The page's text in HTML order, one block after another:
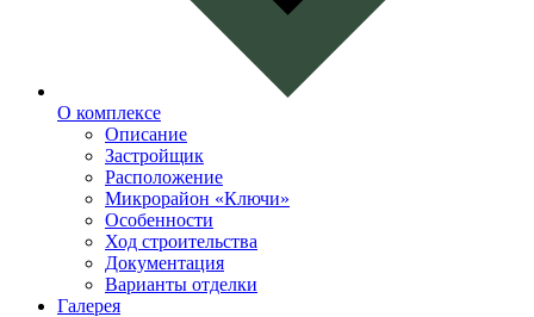
О комплексе
Описание
Застройщик
Расположение
Микрорайон «Ключи»
Особенности
Ход строительства
Документация
Варианты отделки
Галерея